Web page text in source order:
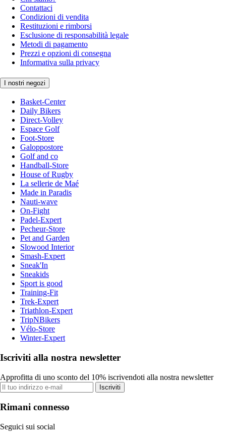
Contattaci
Condizioni di vendita
Restituzioni e rimborsi
Esclusione di responsabilità legale
Metodi di pagamento
Prezzi e opzioni di consegna
Informativa sulla privacy
I nostri negozi
Basket-Center
Daily Bikers
Direct-Volley
Espace Golf
Foot-Store
Galoppostore
Golf and co
Handball-Store
House of Rugby
La sellerie de Maé
Made in Paradis
Nauti-wave
On-Fight
Padel-Expert
Pecheur-Store
Pet and Garden
Slowood Interior
Smash-Expert
Sneak'In
Sneakids
Sport is good
Training-Fit
Trek-Expert
Triathlon-Expert
TripNBikers
Vélo-Store
Winter-Expert
Iscriviti alla nostra newsletter
Approfitta di uno sconto del 10% iscrivendoti alla nostra newsletter
Iscriviti
Rimani connesso
Seguici sui social